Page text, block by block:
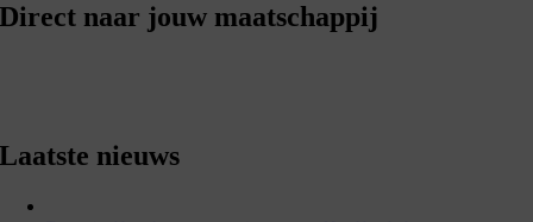
Direct naar jouw maatschappij
Laatste nieuws